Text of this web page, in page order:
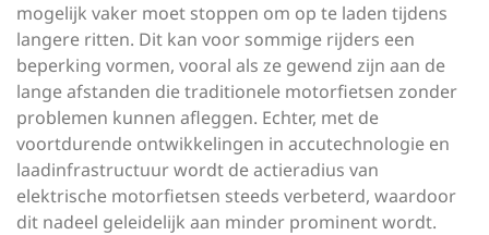
mogelijk vaker moet stoppen om op te laden tijdens
langere ritten. Dit kan voor sommige rijders een
beperking vormen, vooral als ze gewend zijn aan de
lange afstanden die traditionele motorfietsen zonder
problemen kunnen afleggen. Echter, met de
voortdurende ontwikkelingen in accutechnologie en
laadinfrastructuur wordt de actieradius van
elektrische motorfietsen steeds verbeterd, waardoor
dit nadeel geleidelijk aan minder prominent wordt.